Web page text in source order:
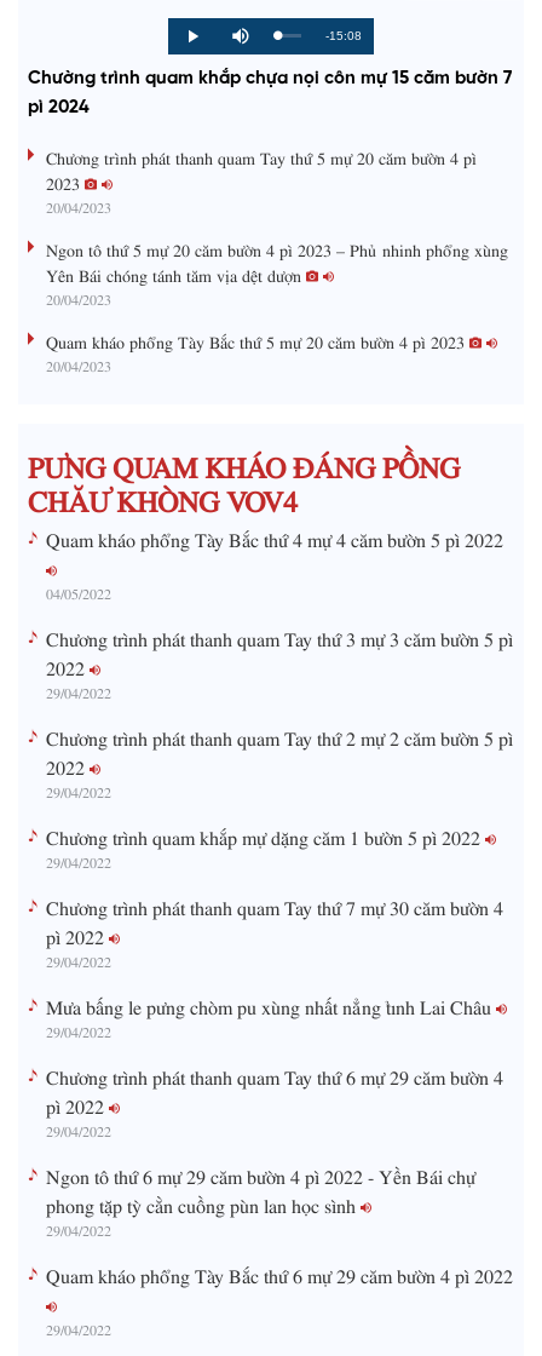
P
l
M
u
e
L
d
e
P
r
g
%
R
e
i
e
-15:08
Chường trình quam khắp chựa nọi côn mự 15 căm bườn 7
pì 2024
Chương trình phát thanh quam Tay thứ 5 mự 20 căm bườn 4 pì
2023
20/04/2023
Ngon tô thứ 5 mự 20 căm bườn 4 pì 2023 – Phủ nhinh phổng xùng
Yên Bái chóng tánh tăm vịa dệt dượn
20/04/2023
Quam kháo phổng Tày Bắc thứ 5 mự 20 căm bườn 4 pì 2023
20/04/2023
PƯNG QUAM KHÁO ĐÁNG PỒNG
CHĂƯ KHÒNG VOV4
Quam kháo phổng Tày Bắc thứ 4 mự 4 căm bườn 5 pì 2022
04/05/2022
Chương trình phát thanh quam Tay thứ 3 mự 3 căm bườn 5 pì
2022
29/04/2022
Chương trình phát thanh quam Tay thứ 2 mự 2 căm bườn 5 pì
2022
29/04/2022
Chương trình quam khắp mự dặng căm 1 bườn 5 pì 2022
29/04/2022
Chương trình phát thanh quam Tay thứ 7 mự 30 căm bườn 4
pì 2022
29/04/2022
Mưa bấng le pưng chòm pu xùng nhất nẳng tỉnh Lai Châu
29/04/2022
Chương trình phát thanh quam Tay thứ 6 mự 29 căm bườn 4
pì 2022
29/04/2022
Ngon tô thứ 6 mự 29 căm bườn 4 pì 2022 - Yền Bái chự
phong tặp tỳ cằn cuồng pùn lan học sình
29/04/2022
Quam kháo phổng Tày Bắc thứ 6 mự 29 căm bườn 4 pì 2022
29/04/2022